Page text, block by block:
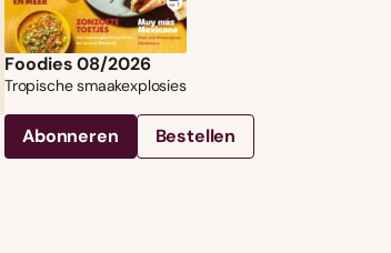
Foodies 08/2026
Tropische smaakexplosies
Abonneren Bestellen